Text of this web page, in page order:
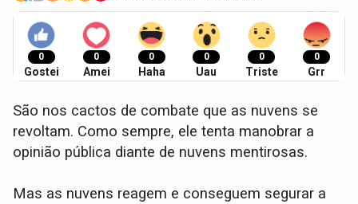
0
Gostei
0
Amei
0
Haha
0
Uau
0
Triste
0
Grr
São nos cactos de combate que as nuvens se
revoltam. Como sempre, ele tenta manobrar a
opinião pública diante de nuvens mentirosas.
Mas as nuvens reagem e conseguem segurar a